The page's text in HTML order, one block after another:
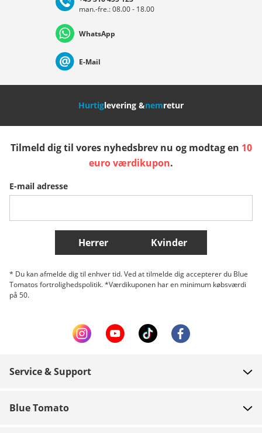
Deutschland Österreich
Nederland Italia (Italiano) Italien (Deutsch)
Slovenija
Belgique (Français) Danmark Norge
Flere lande
man.-fre.: 08.00 - 18.00
WhatsApp
E-Mail
Hurtiglevering &nemretur
Tilmeld dig til vores nyhedsbrev nu og modtag en 10
euro værdikupon.
E-mail adresse
Herrer Kvinder
* Du kan afmelde dig til enhver tid. Ved at tilmelde dig accepterer du Blue
Tomatos fortrolighedspolitik. *Værdikuponen har en minimum købsværdi
på 50.
Service & Support
Blue Tomato